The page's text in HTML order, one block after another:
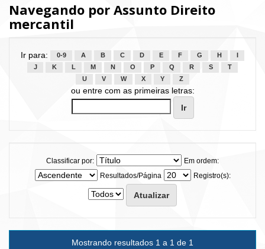
Navegando por Assunto Direito
mercantil
Ir para: 0-9 A B C D E F G H
J
K L M N O P Q R S
T
U
V W X Y Z
ou entre com as primeiras letras:
Classificar por:
Em ordem:
Resultados/Página
Registro(s):
Mostrando resultados 1 a 1 de 1